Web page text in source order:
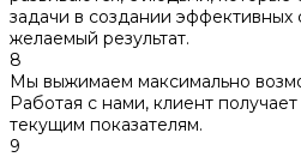
задачи в создании эффективных
желаемый результат.
8
Мы выжимаем максимально
Работая с нами, клиент
текущим показателям.
9